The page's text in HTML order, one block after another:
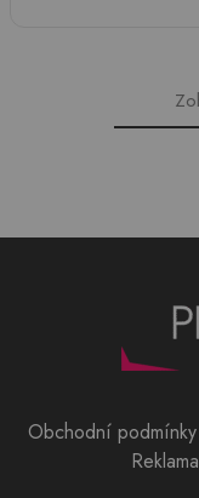
Obchodní podmínky